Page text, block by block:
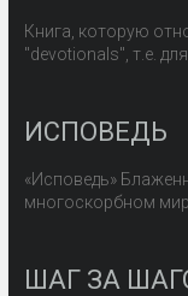
Книга, которую
"devotionals", т.е.
ИСПОВЕДЬ
«Исповедь»
многоскорбном
ШАГ ЗА